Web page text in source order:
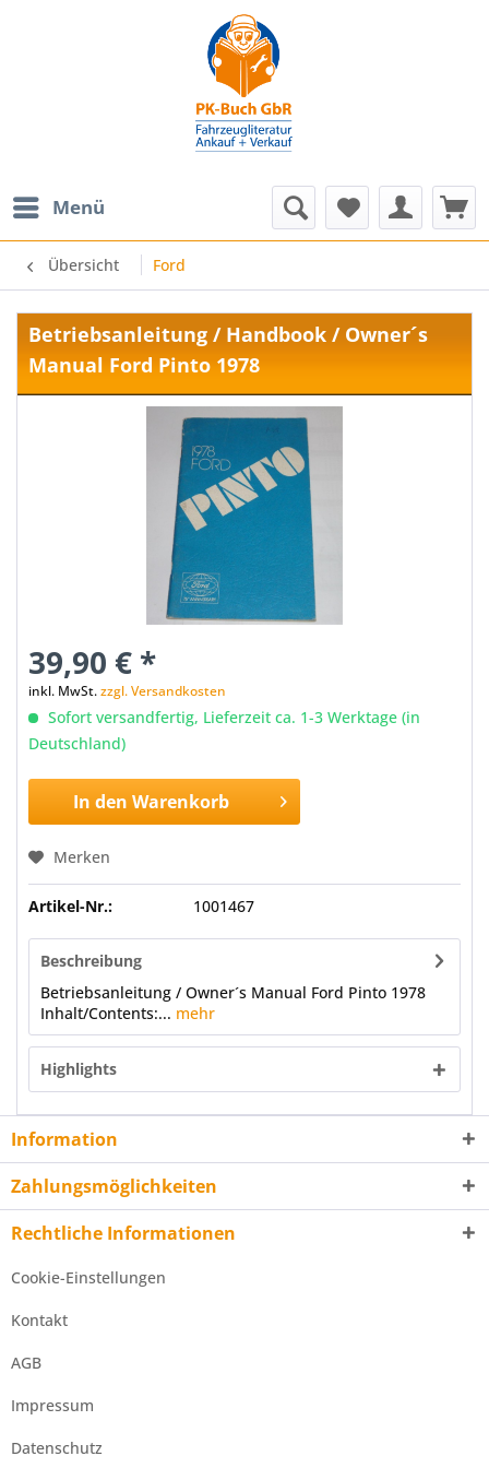
Menü
Übersicht Ford
Betriebsanleitung / Handbook / Owner´s
Manual Ford Pinto 1978
39,90 € *
inkl. MwSt.zzgl. Versandkosten
Sofort versandfertig, Lieferzeit ca. 1-3 Werktage (in
Deutschland)
In den Warenkorb
Merken
Artikel-Nr.: 1001467
Beschreibung
Betriebsanleitung / Owner´s Manual Ford Pinto 1978
Inhalt/Contents:... mehr
Highlights
Information
Zahlungsmöglichkeiten
Rechtliche Informationen
Cookie-Einstellungen
Kontakt
AGB
Impressum
Datenschutz